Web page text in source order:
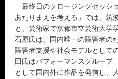
最終日のクロージングセッシ
あたりまえを考える」では、筑
と、芸術家で京都市立芸術大学
石原氏は、国内唯一の障害者の
障害者支援や社会モデルとして
田氏はパフォーマンスグループ
として国内外に作品を発信し、